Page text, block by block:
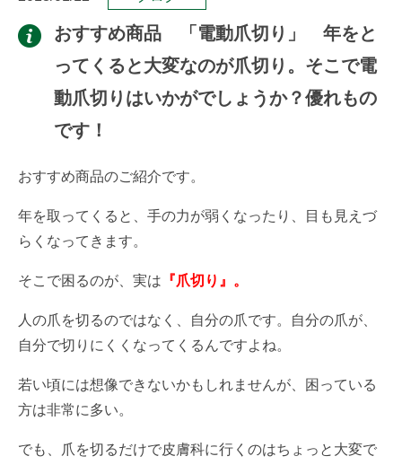
おすすめ商品 「電動爪切り」 年をと
ってくると大変なのが爪切り。そこで電
動爪切りはいかがでしょうか？優れもの
です！
おすすめ商品のご紹介です。
年を取ってくると、手の力が弱くなったり、目も見えづ
らくなってきます。
そこで困るのが、実は 『爪切り』。
人の爪を切るのではなく、自分の爪です。自分の爪が、
自分で切りにくくなってくるんですよね。
若い頃には想像できないかもしれませんが、困っている
方は非常に多い。
でも、爪を切るだけで皮膚科に行くのはちょっと大変で